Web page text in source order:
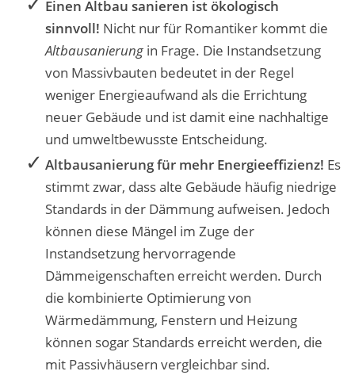
Einen Altbau sanieren ist ökologisch
sinnvoll! Nicht nur für Romantiker kommt die
Altbausanierung in Frage. Die Instandsetzung
von Massivbauten bedeutet in der Regel
weniger Energieaufwand als die Errichtung
neuer Gebäude und ist damit eine nachhaltige
und umweltbewusste Entscheidung.
Altbausanierung für mehr Energieeffizienz! Es
stimmt zwar, dass alte Gebäude häufig niedrige
Standards in der Dämmung aufweisen. Jedoch
können diese Mängel im Zuge der
Instandsetzung hervorragende
Dämmeigenschaften erreicht werden. Durch
die kombinierte Optimierung von
Wärmedämmung, Fenstern und Heizung
können sogar Standards erreicht werden, die
mit Passivhäusern vergleichbar sind.